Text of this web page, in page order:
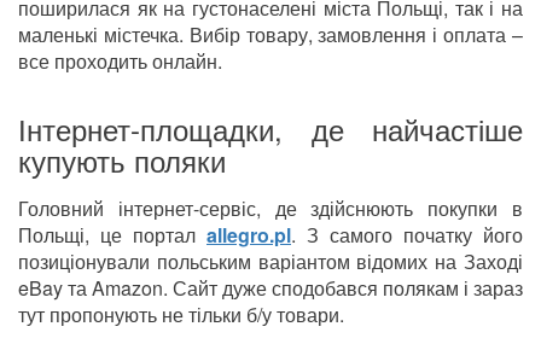
поширилася як на густонаселені міста Польщі, так і на
маленькі містечка. Вибір товару, замовлення і оплата –
все проходить онлайн.
Інтернет-площадки, де найчастіше
купують поляки
Головний інтернет-сервіс, де здійснюють покупки в
Польщі, це портал allegro.pl. З самого початку його
позиціонували польським варіантом відомих на Заході
eBay та Amazon. Сайт дуже сподобався полякам і зараз
тут пропонують не тільки б/у товари.